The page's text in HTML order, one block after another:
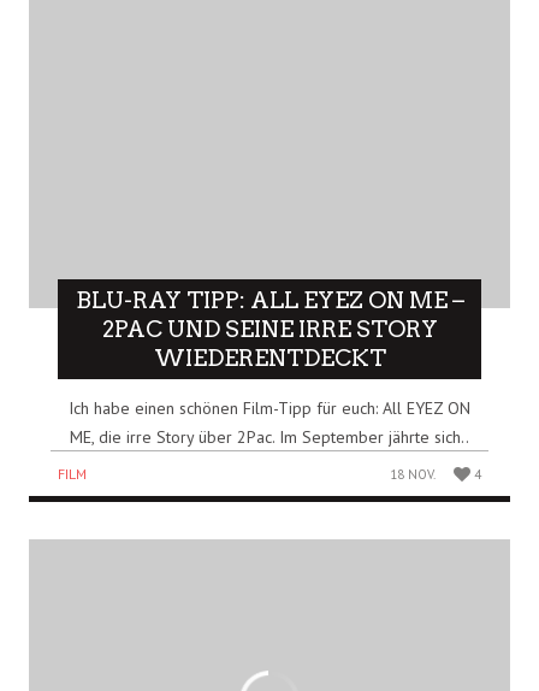
BLU-RAY TIPP: ALL EYEZ ON ME –
2PAC UND SEINE IRRE STORY
WIEDERENTDECKT
Ich habe einen schönen Film-Tipp für euch: All EYEZ ON
ME, die irre Story über 2Pac. Im September jährte sich..
FILM 18 NOV. 4